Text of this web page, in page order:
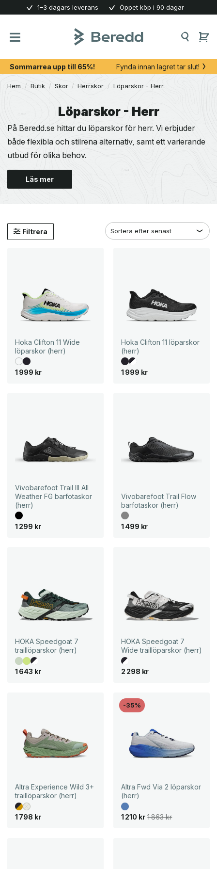
content
1–3 dagars leverans Öppet köp i 90 dagar
Sommarrea upp till 65%! Fynda innan lagret tar slut!
Hem / Butik / Skor / Herrskor / Löparskor - Herr
Löparskor - Herr
På Beredd.se hittar du löparskor för herr. Vi erbjuder
både flexibla och stilrena alternativ, samt ett varierande
utbud för olika behov.
Läs mer
Filtrera
Hoka Clifton 11 Wide
löparskor (herr)
1 999 kr
Hoka Clifton 11 löparskor
(herr)
1 999 kr
Vivobarefoot Trail III All
Weather FG barfotaskor
(herr)
1 299 kr
Vivobarefoot Trail Flow
barfotaskor (herr)
1 499 kr
HOKA Speedgoat 7
traillöparskor (herr)
1 643 kr
HOKA Speedgoat 7
Wide traillöparskor (herr)
2 298 kr
Altra Experience Wild 3+
traillöparskor (herr)
1 798 kr
-35%
Altra Fwd Via 2 löparskor
(herr)
1 863kr
D
1 210 kr
D